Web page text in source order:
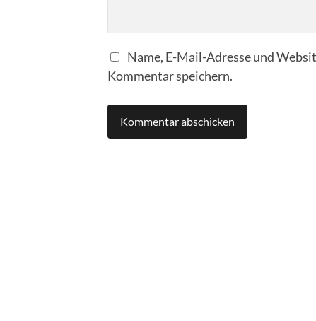
Name, E-Mail-Adresse und
Kommentar speichern.